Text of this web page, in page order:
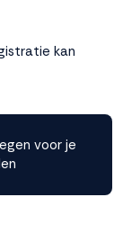
kan
voor je